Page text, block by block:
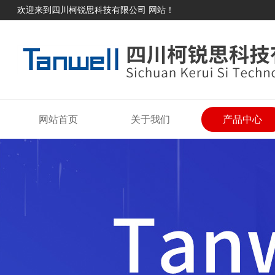
欢迎来到四川柯锐思科技有限公司 网站！
网站首页 关于我们 产品中心